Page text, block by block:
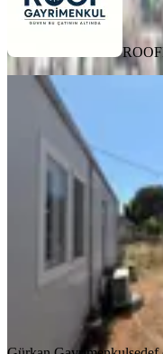
ROOF
YOLA YAKIN
İzmir,
292 m²
Gürkan Gayrimenkul sedef